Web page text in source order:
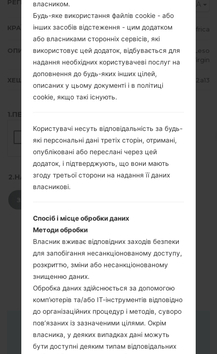
РЕГІОН XFA
КРАЇНА South Africa
ОПИС
Vodacom, 8ta, MTN, Vodacom Leso
tho, Cell C, Virgin
ХЕШ 517efc2875eb61a592ec2c3b99982a13
1.ПЕРЕВІРТИ НАЯВНІСТЬ RECAPTCHA
2.НАТИСНІТЬ, ЩОБ ЗАВАНТАЖИТИ
Інструкції
власником.
Будь-яке використання файлів cookie - або
інших засобів відстеження - цим додатком
або власниками сторонніх сервісів, які
використовує цей додаток, відбувається для
надання необхідних користувачеві послуг на
доповнення до будь-яких інших цілей,
описаних у цьому документі і в політиці
cookie, якщо такі існують.
Користувачі несуть відповідальність за будь-
які персональні дані третіх сторін, отримані,
опубліковані або переслані через цей
додаток, і підтверджують, що вони мають
згоду третьої сторони на надання її даних
власникові.
Спосіб і місце обробки даних
Методи обробки
Власник вживає відповідних заходів безпеки
для запобігання несанкціонованому доступу,
розкриттю, зміни або несанкціонованому
знищенню даних.
Обробка даних здійснюється за допомогою
комп’ютерів та/або ІТ-інструментів відповідно
до організаційних процедур і методів, суворо
пов’язаних із зазначеними цілями. Окрім
власника, у деяких випадках дані можуть
бути доступні деяким типам відповідальних